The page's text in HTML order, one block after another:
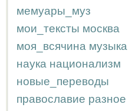
мемуары_муз
мои_тексты москва
моя_всячина музыка
наука национализм
новые_переводы
православие разное